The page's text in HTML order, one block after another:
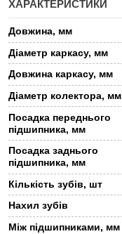
ХАРАКТЕРИСТИКИ
Довжина, мм
Діаметр каркасу, мм
Довжина каркасу, мм
Діаметр колектора, мм
Посадка переднього
підшипника, мм
Посадка заднього
підшипника, мм
Кількість зубів, шт
Нахил зубів
Між підшипниками, мм